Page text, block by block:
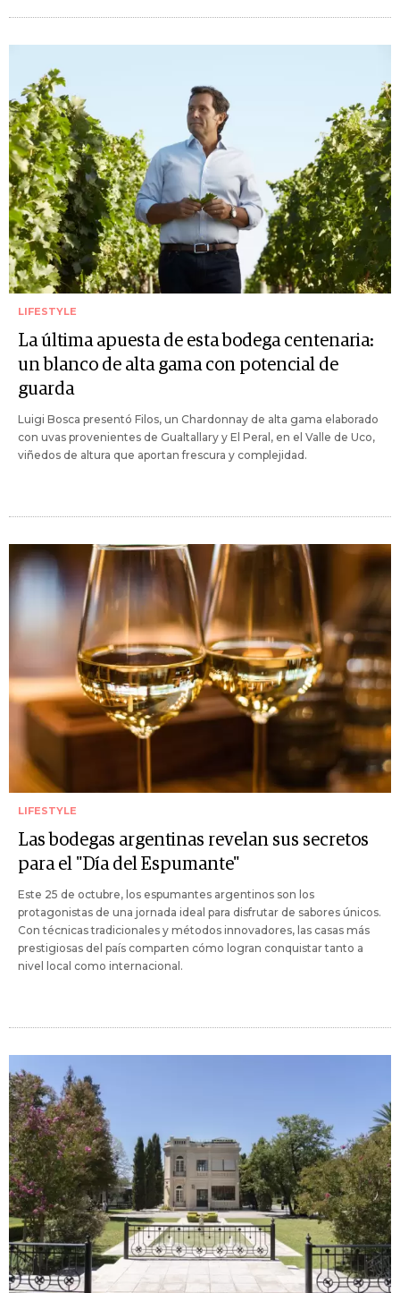
LIFESTYLE
La última apuesta de esta bodega centenaria:
un blanco de alta gama con potencial de
guarda
Luigi Bosca presentó Filos, un Chardonnay de alta gama elaborado
con uvas provenientes de Gualtallary y El Peral, en el Valle de Uco,
viñedos de altura que aportan frescura y complejidad.
LIFESTYLE
Las bodegas argentinas revelan sus secretos
para el "Día del Espumante"
Este 25 de octubre, los espumantes argentinos son los
protagonistas de una jornada ideal para disfrutar de sabores únicos.
Con técnicas tradicionales y métodos innovadores, las casas más
prestigiosas del país comparten cómo logran conquistar tanto a
nivel local como internacional.